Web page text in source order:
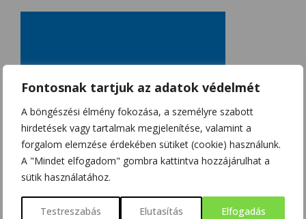
Fontosnak tartjuk az adatok védelmét
A böngészési élmény fokozása, a személyre szabott
hirdetések vagy tartalmak megjelenítése, valamint a
forgalom elemzése érdekében sütiket (cookie) használunk.
A "Mindet elfogadom" gombra kattintva hozzájárulhat a
sütik használatához.
Testreszabás Elutasítás Elfogadás